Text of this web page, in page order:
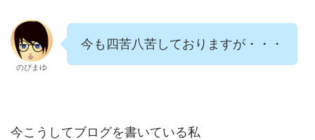
のぴまゆ
今も四苦八苦しておりますが・・・
今こうしてブログを書いている私